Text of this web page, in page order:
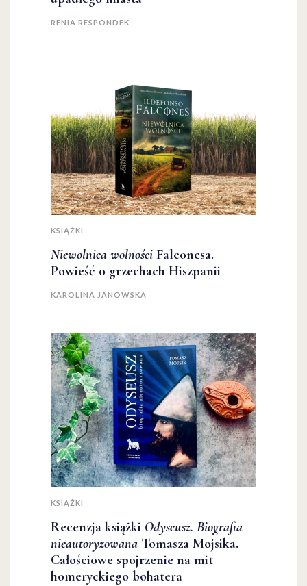
RENIA RESPONDEK
KSIĄŻKI
Niewolnica wolności Falconesa.
Powieść o grzechach Hiszpanii
KAROLINA JANOWSKA
KSIĄŻKI
Recenzja książki Odyseusz. Biografia
nieautoryzowana Tomasza Mojsika.
Całościowe spojrzenie na mit
homeryckiego bohatera